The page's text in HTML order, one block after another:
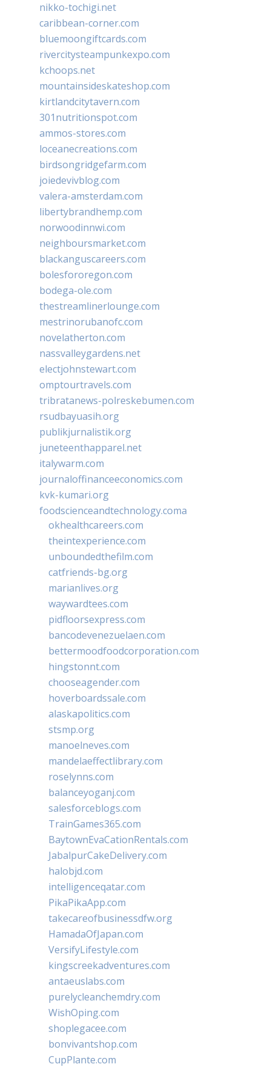
nikko-tochigi.net
caribbean-corner.com
bluemoongiftcards.com
rivercitysteampunkexpo.com
kchoops.net
mountainsideskateshop.com
kirtlandcitytavern.com
301nutritionspot.com
ammos-stores.com
loceanecreations.com
birdsongridgefarm.com
joiedevivblog.com
valera-amsterdam.com
libertybrandhemp.com
norwoodinnwi.com
neighboursmarket.com
blackanguscareers.com
bolesfororegon.com
bodega-ole.com
thestreamlinerlounge.com
mestrinorubanofc.com
novelatherton.com
nassvalleygardens.net
electjohnstewart.com
omptourtravels.com
tribratanews-polreskebumen.com
rsudbayuasih.org
publikjurnalistik.org
juneteenthapparel.net
italywarm.com
journaloffinanceeconomics.com
kvk-kumari.org
foodscienceandtechnology.coma
okhealthcareers.com
theintexperience.com
unboundedthefilm.com
catfriends-bg.org
marianlives.org
waywardtees.com
pidfloorsexpress.com
bancodevenezuelaen.com
bettermoodfoodcorporation.com
hingstonnt.com
chooseagender.com
hoverboardssale.com
alaskapolitics.com
stsmp.org
manoelneves.com
mandelaeffectlibrary.com
roselynns.com
balanceyoganj.com
salesforceblogs.com
TrainGames365.com
BaytownEvaCationRentals.com
JabalpurCakeDelivery.com
halobjd.com
intelligenceqatar.com
PikaPikaApp.com
takecareofbusinessdfw.org
HamadaOfJapan.com
VersifyLifestyle.com
kingscreekadventures.com
antaeuslabs.com
purelycleanchemdry.com
WishOping.com
shoplegacee.com
bonvivantshop.com
CupPlante.com